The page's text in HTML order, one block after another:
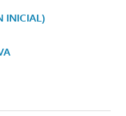
INICIAL)